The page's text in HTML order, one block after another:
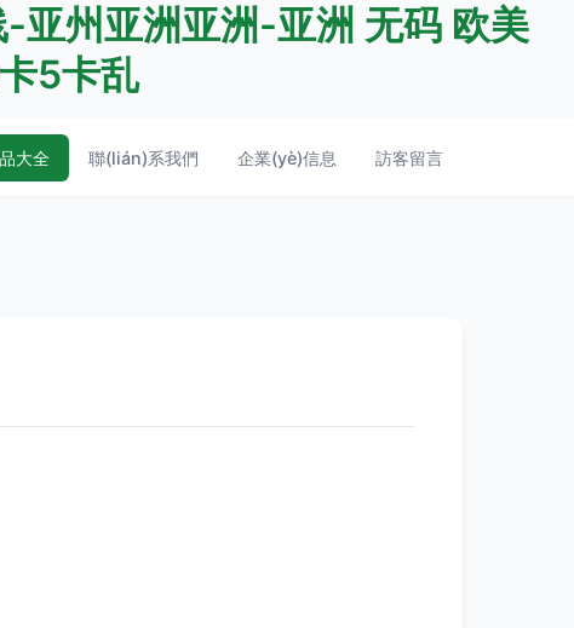
亚州亚洲亚洲-亚洲 无码 欧美
5卡乱
大全 聯(lián)系我們 企業(yè)信息 訪客留言